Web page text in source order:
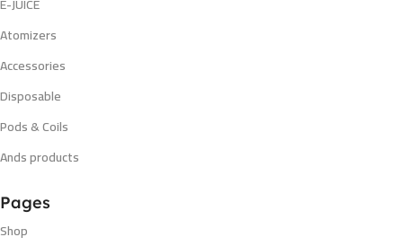
E-JUICE
Atomizers
Accessories
Disposable
Pods & Coils
Ands products
Pages
Shop